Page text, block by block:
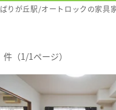
件（1/1ページ）
りが丘駅/オートロックの家具